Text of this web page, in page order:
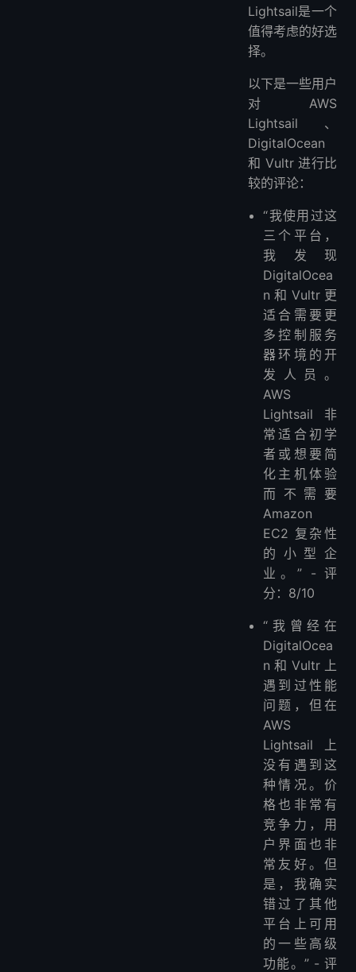
Lightsail是一个
值得考虑的好选
择。
以下是一些用户
对 AWS
Lightsail、
DigitalOcean
和 Vultr 进行比
较的评论：
“我使用过这
三个平台，
我发现
DigitalOcea
n 和 Vultr 更
适合需要更
多控制服务
器环境的开
发人员。
AWS
Lightsail 非
常适合初学
者或想要简
化主机体验
而不需要
Amazon
EC2 复杂性
的小型企
业。” - 评
分：8/10
“我曾经在
DigitalOcea
n 和 Vultr 上
遇到过性能
问题，但在
AWS
Lightsail 上
没有遇到这
种情况。价
格也非常有
竞争力，用
户界面也非
常友好。但
是，我确实
错过了其他
平台上可用
的一些高级
功能。” - 评